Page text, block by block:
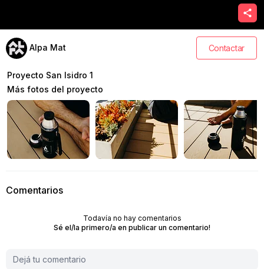
Alpa Mat Contactar
Proyecto San Isidro 1
Más fotos del proyecto
Comentarios
Todavía no hay comentarios
Sé el/la primero/a en publicar un comentario!